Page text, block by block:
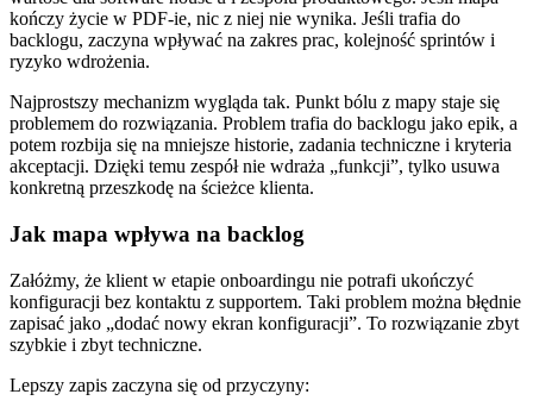
kończy życie w PDF-ie, nic z niej nie wynika. Jeśli trafia do
backlogu, zaczyna wpływać na zakres prac, kolejność sprintów i
ryzyko wdrożenia.
Najprostszy mechanizm wygląda tak. Punkt bólu z mapy staje się
problemem do rozwiązania. Problem trafia do backlogu jako epik, a
potem rozbija się na mniejsze historie, zadania techniczne i kryteria
akceptacji. Dzięki temu zespół nie wdraża „funkcji”, tylko usuwa
konkretną przeszkodę na ścieżce klienta.
Jak mapa wpływa na backlog
Załóżmy, że klient w etapie onboardingu nie potrafi ukończyć
konfiguracji bez kontaktu z supportem. Taki problem można błędnie
zapisać jako „dodać nowy ekran konfiguracji”. To rozwiązanie zbyt
szybkie i zbyt techniczne.
Lepszy zapis zaczyna się od przyczyny: